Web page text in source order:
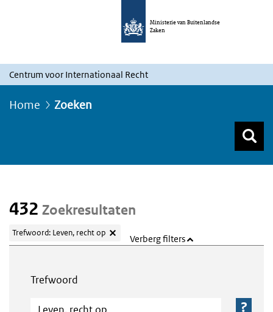
Ministerie van Buitenlandse
Zaken
Centrum voor Internationaal Recht
Home Zoeken
432 Zoekresultaten
Trefwoord: Leven, recht op
Verberg filters
Trefwoord
Trefwoord